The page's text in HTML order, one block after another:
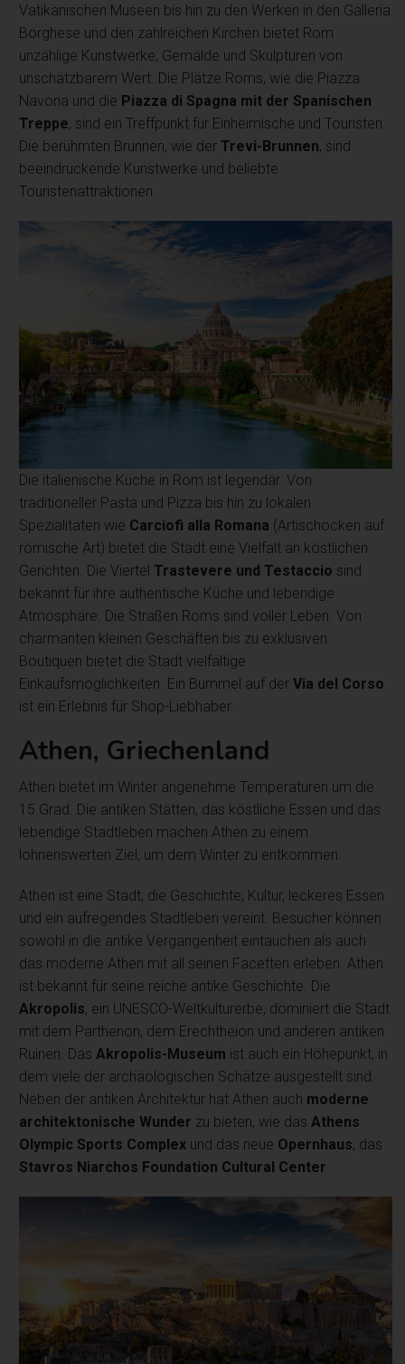
Vatikanischen Museen bis hin zu den Werken in den Galleria
Borghese und den zahlreichen Kirchen bietet Rom
unzählige Kunstwerke, Gemälde und Skulpturen von
unschätzbarem Wert. Die Plätze Roms, wie die Piazza
Navona und die Piazza di Spagna mit der Spanischen
Treppe, sind ein Treffpunkt für Einheimische und Touristen.
Die berühmten Brunnen, wie der Trevi-Brunnen, sind
beeindruckende Kunstwerke und beliebte
Touristenattraktionen.
Die italienische Küche in Rom ist legendär. Von
traditioneller Pasta und Pizza bis hin zu lokalen
Spezialitäten wie Carciofi alla Romana (Artischocken auf
römische Art) bietet die Stadt eine Vielfalt an köstlichen
Gerichten. Die Viertel Trastevere und Testaccio sind
bekannt für ihre authentische Küche und lebendige
Atmosphäre. Die Straßen Roms sind voller Leben. Von
charmanten kleinen Geschäften bis zu exklusiven
Boutiquen bietet die Stadt vielfältige
Einkaufsmöglichkeiten. Ein Bummel auf derVia del Corso
ist ein Erlebnis für Shop-Liebhaber.
Athen, Griechenland
Athen bietet im Winter angenehme Temperaturen um die
15 Grad. Die antiken Stätten, das köstliche Essen und das
lebendige Stadtleben machen Athen zu einem
lohnenswerten Ziel, um dem Winter zu entkommen.
Athen ist eine Stadt, die Geschichte, Kultur, leckeres Essen
und ein aufregendes Stadtleben vereint. Besucher können
sowohl in die antike Vergangenheit eintauchen als auch
das moderne Athen mit all seinen Facetten erleben. Athen
ist bekannt für seine reiche antike Geschichte. Die
Akropolis, ein UNESCO-Weltkulturerbe, dominiert die Stadt
mit dem Parthenon, dem Erechtheion und anderen antiken
Ruinen. DasAkropolis-Museum ist auch ein Höhepunkt, in
dem viele der archäologischen Schätze ausgestellt sind.
Neben der antiken Architektur hat Athen auch moderne
architektonische Wunder zu bieten, wie dasAthens
Olympic Sports Complex und das neue Opernhaus, das
Stavros Niarchos Foundation Cultural Center.